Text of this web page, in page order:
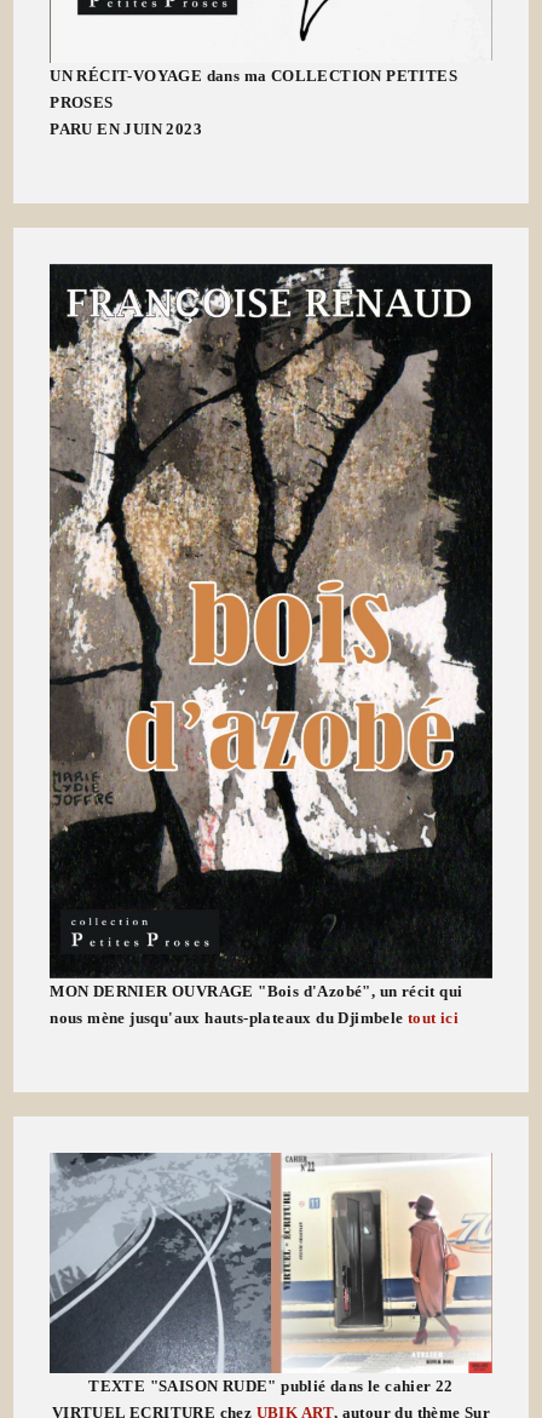
UN RÉCIT-VOYAGE dans ma COLLECTION PETITES
PROSES
PARU EN JUIN 2023
MON DERNIER OUVRAGE "Bois d'Azobé", un récit qui
nous mène jusqu'aux hauts-plateaux du Djimbeletout ici
TEXTE "SAISON RUDE" publié dans le cahier 22
VIRTUEL ECRITURE chez UBIK ART, autour du thème Sur